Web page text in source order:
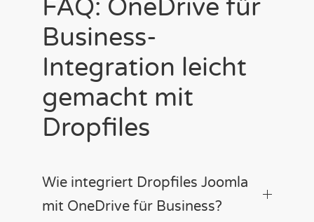
FAQ: OneDrive für
Business-
Integration leicht
gemacht mit
Dropfiles
Wie integriert Dropfiles Joomla
mit OneDrive für Business?